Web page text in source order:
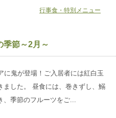
節～2月～
行事食・特別メニュー
に鬼が登場！ご入居者には紅白玉
ました。 昼食には、巻きずし、鰯
、季節のフルーツをご...